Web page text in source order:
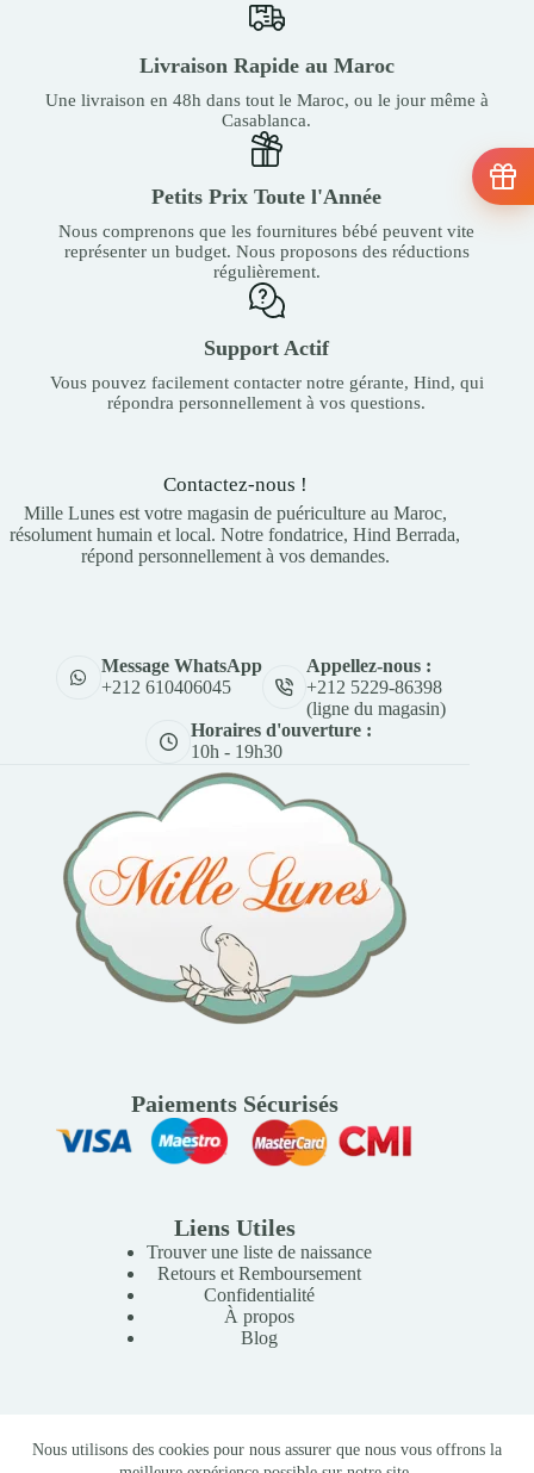
Nous utilisons des cookies pour nous assurer que nous vous offrons la
Livraison Rapide au Maroc
Une livraison en 48h dans tout le Maroc, ou le jour même à
Casablanca.
Petits Prix Toute l'Année
Nous comprenons que les fournitures bébé peuvent vite
représenter un budget. Nous proposons des réductions
régulièrement.
Support Actif
Vous pouvez facilement contacter notre gérante, Hind, qui
répondra personnellement à vos questions.
Contactez-nous !
Mille Lunes est votre magasin de puériculture au Maroc,
résolument humain et local. Notre fondatrice, Hind Berrada,
répond personnellement à vos demandes.
Message WhatsApp
+212 610406045
Appellez-nous :
+212 5229-86398
(ligne du magasin)
Horaires d'ouverture :
10h - 19h30
Paiements Sécurisés
Liens Utiles
Trouver une liste de naissance
Retours et Remboursement
Confidentialité
À propos
Blog
Copyright © 2026 Mille Lunes - Création du site :
Baptiste
-Conditions Générales de Vente